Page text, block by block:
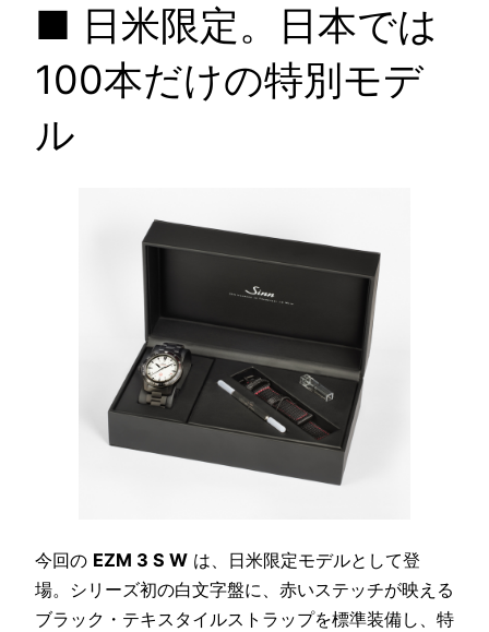
■ 日米限定。日本では
100本だけの特別モデ
ル
今回の EZM 3 S W は、日米限定モデルとして登
場。シリーズ初の白文字盤に、赤いステッチが映える
ブラック・テキスタイルストラップを標準装備し、特